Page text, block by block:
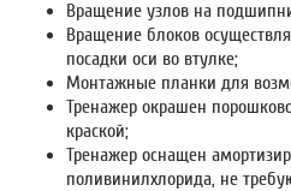
Вращение узлов на
Вращение блоков
посадки оси во втулке;
Монтажные планки для
Тренажер окрашен
краской;
Тренажер оснащен
поливинилхлорида, не